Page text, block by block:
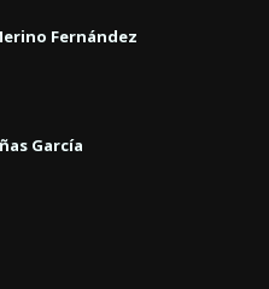
Fernández
García